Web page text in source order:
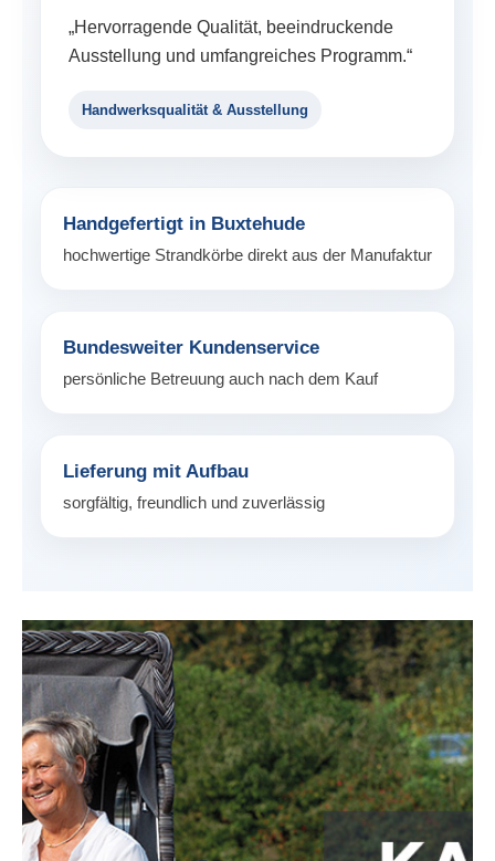
„Hervorragende Qualität, beeindruckende
Ausstellung und umfangreiches Programm.“
Handwerksqualität & Ausstellung
Handgefertigt in Buxtehude
hochwertige Strandkörbe direkt aus der Manufaktur
Bundesweiter Kundenservice
persönliche Betreuung auch nach dem Kauf
Lieferung mit Aufbau
sorgfältig, freundlich und zuverlässig